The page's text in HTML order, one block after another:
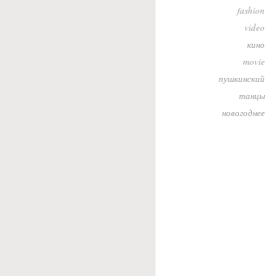
fashion
video
кино
movie
пушкинский
танцы
новогоднее